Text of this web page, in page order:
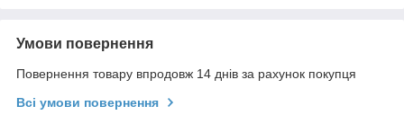
Умови повернення
Повернення товару впродовж 14 днів за рахунок покупця
Всі умови повернення